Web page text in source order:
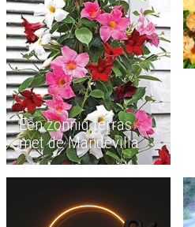
Een zonnig terras
met de Mandevilla